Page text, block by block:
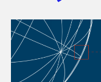
Pieria